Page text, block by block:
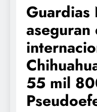
Guardias
55 mil